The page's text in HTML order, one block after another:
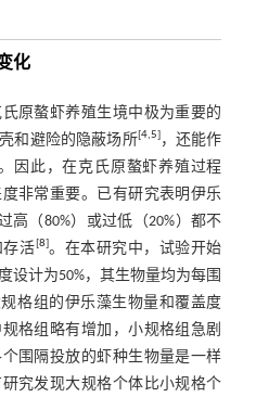
化
原螯虾养殖生境中极为重要的
和避险的隐蔽场所[4,5]，还能作
因此，在克氏原螯虾养殖过程
非常重要。已有研究表明伊乐
高（80%）或过低（20%）都不
存活[8]。在本研究中，试验开始
设计为50%，其生物量均为每围
格组的伊乐藻生物量和覆盖度
格组略有增加，小规格组急剧
围隔投放的虾种生物量是一样
究发现大规格个体比小规格个